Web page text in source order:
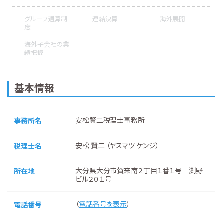
グループ通算制
度
連結決算 海外展開
海外子会社の業
績把握
基本情報
事務所名 安松賢二税理士事務所
税理士名 安松 賢二 （ヤスマツ ケンジ）
所在地
大分県大分市賀来南２丁目１番１号 渕野
ビル２０１号
電話番号 （電話番号を表示）